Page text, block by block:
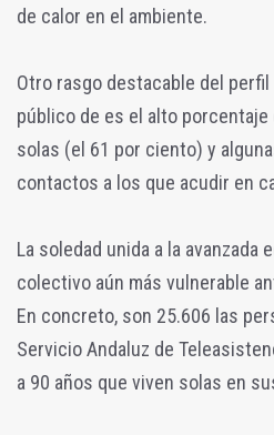
de calor en el ambiente.
Otro rasgo destacable del
público de es el alto
solas (el 61 por ciento) y
contactos a los que acudir en
La soledad unida a la avanzada
colectivo aún más vulnerable
En concreto, son 25.606 las
Servicio Andaluz de
a 90 años que viven solas en